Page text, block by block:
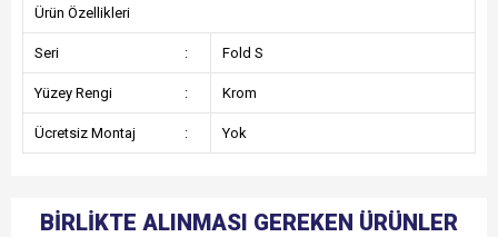
Ürün Özellikleri
Seri : Fold S
Yüzey Rengi : Krom
Ücretsiz Montaj : Yok
BIRLIKTE ALINMASI GEREKEN ÜRÜNLER